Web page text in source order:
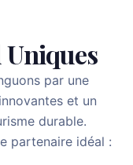
Uniques
par une
et un
durable.
partenaire idéal :